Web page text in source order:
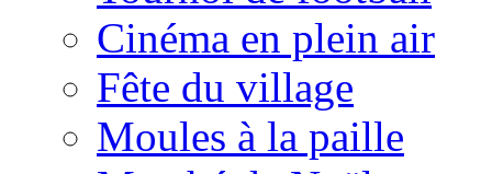
Cinéma en plein air
Fête du village
Moules à la paille